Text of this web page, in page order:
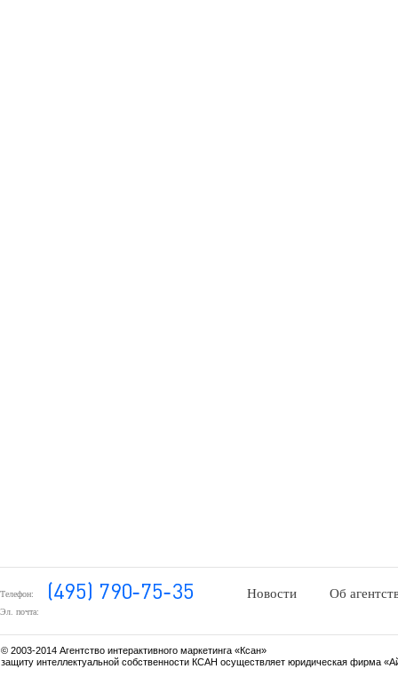
Телефон:
Эл. почта:
Новости Об
© 2003-2014 Агентство интерактивного маркетинга «Ксан»
защиту интеллектуальной собственности КСАН осуществляет юридическая фирма